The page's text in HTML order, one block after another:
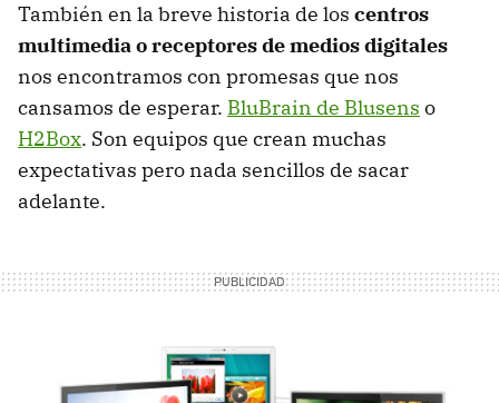
También en la breve historia de los centros
multimedia o receptores de medios digitales
nos encontramos con promesas que nos
cansamos de esperar. BluBrain de Blusens o
H2Box. Son equipos que crean muchas
expectativas pero nada sencillos de sacar
adelante.